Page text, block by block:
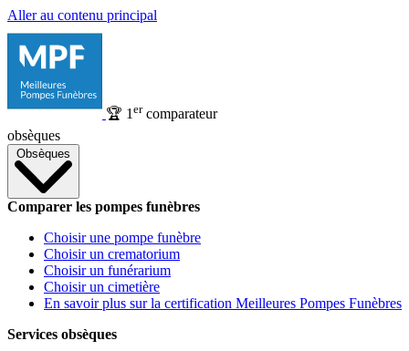
Aller au contenu principal
🏆 1 ercomparateur
obsèques
Obsèques
Comparer les pompes funèbres
Choisir une pompe funèbre
Choisir un crematorium
Choisir un funérarium
Choisir un cimetière
En savoir plus sur la certification Meilleures Pompes Funèbres
Services obsèques